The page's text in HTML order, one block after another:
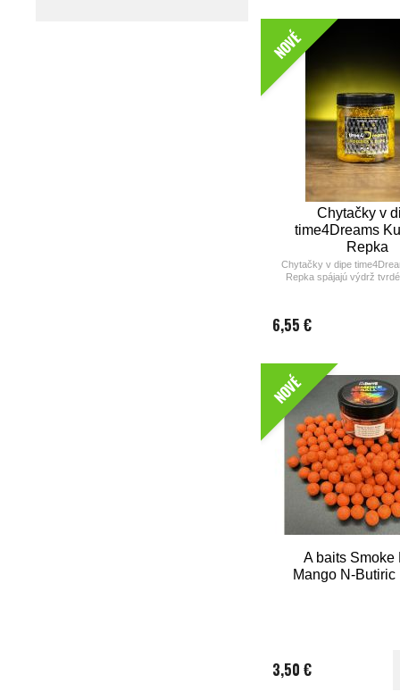
NOVÉ
Chytačky v
time4Dreams
Repka
Chytačky v dipe
Repka spájajú výdrž
silný potravinový signál.
6,55 €
NOVÉ
A baits Smoke
Mango N-Butiric
3,50 €